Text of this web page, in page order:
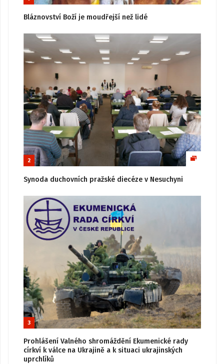
Bláznovství Boží je moudřejší než lidé
2
Synoda duchovních pražské diecéze v Nesuchyni
3
Prohlášení Valného shromáždění Ekumenické rady
církví k válce na Ukrajině a k situaci ukrajinských
uprchlíků